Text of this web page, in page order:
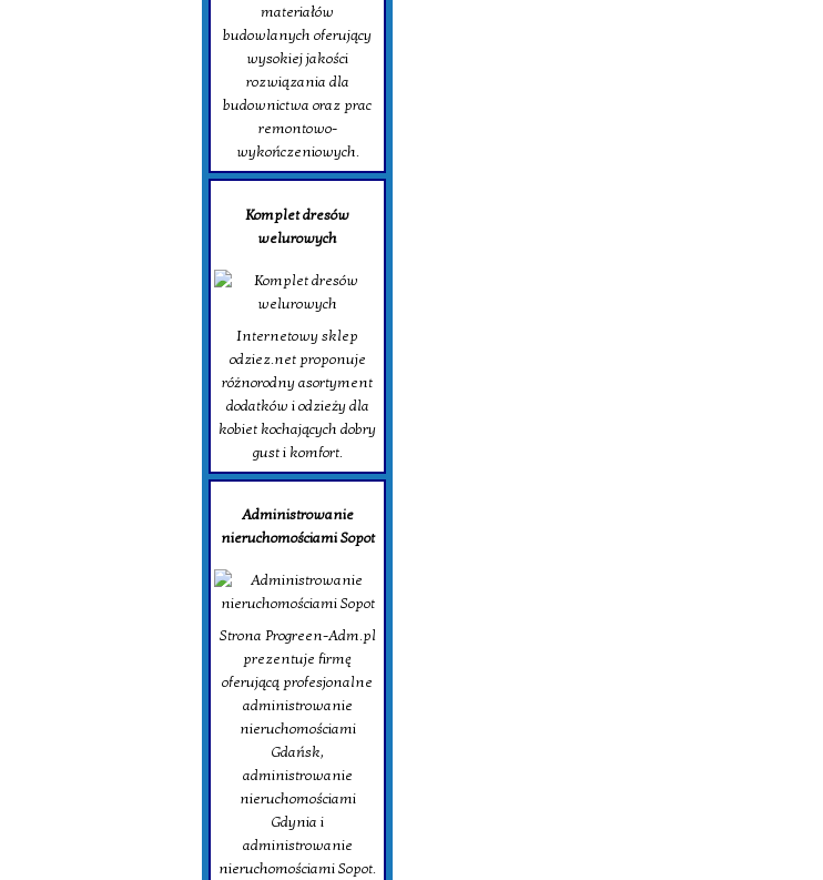
materiałów
budowlanych oferujący
wysokiej jakości
rozwiązania dla
budownictwa oraz prac
remontowo-
wykończeniowych.
Komplet dresów
welurowych
Internetowy sklep
odziez.net proponuje
różnorodny asortyment
dodatków i odzieży dla
kobiet kochających dobry
gust i komfort.
Administrowanie
nieruchomościami Sopot
Strona Progreen-Adm.pl
prezentuje firmę
oferującą profesjonalne
administrowanie
nieruchomościami
Gdańsk,
administrowanie
nieruchomościami
Gdynia i
administrowanie
nieruchomościami Sopot.